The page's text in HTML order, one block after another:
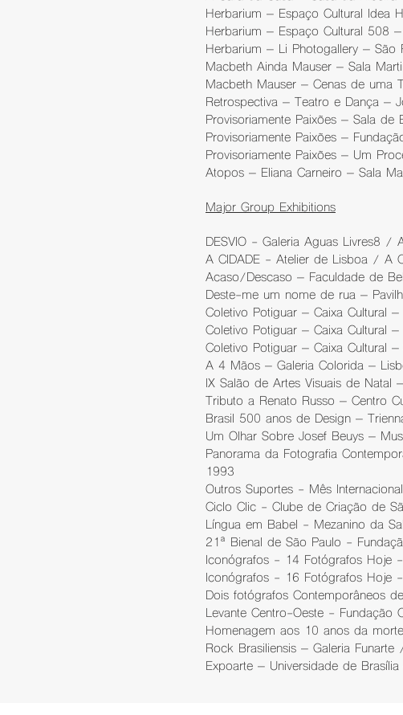
Herbarium – Espaço Cultural Idea
Herbarium – Espaço Cultural 508
Herbarium – Li Photogallery – São
Macbeth Ainda Mauser – Sala
Macbeth Mauser – Cenas de uma
Retrospectiva – Teatro e Dança –
Provisoriamente Paixões – Sala
Provisoriamente Paixões –
Provisoriamente Paixões – Um
Atopos – Eliana Carneiro – Sala
Major Group Exhibitions
DESVIO - Galeria Aguas Livres8
A CIDADE - Atelier de Lisboa / A
Acaso/Descaso – Faculdade de
Deste-me um nome de rua –
Coletivo Potiguar – Caixa Cultural
Coletivo Potiguar – Caixa Cultural
Coletivo Potiguar – Caixa Cultural
A 4 Mãos – Galeria Colorida –
IX Salão de Artes Visuais de
Tributo a Renato Russo – Centro
Brasil 500 anos de Design –
Um Olhar Sobre Josef Beuys –
Panorama da Fotografia
1993
Outros Suportes - Mês
Ciclo Clic - Clube de Criação de
Língua em Babel - Mezanino da
21ª Bienal de São Paulo -
Iconógrafos - 14 Fotógrafos Hoje
Iconógrafos - 16 Fotógrafos Hoje
Dois fotógrafos Contemporâneos
Levante Centro-Oeste - Fundação
Homenagem aos 10 anos da
Rock Brasiliensis – Galeria
Expoarte – Universidade de